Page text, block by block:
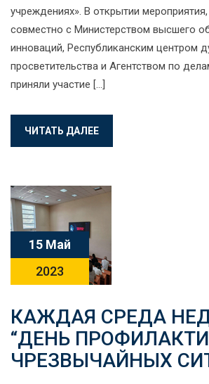
учреждениях». В открытии
совместно с Министерством высшего
инноваций, Республиканским центром
просветительства и Агентством по
приняли участие […]
ЧИТАТЬ ДАЛЕЕ
15 Май
2023
КАЖДАЯ СРЕДА
“ДЕНЬ
ЧРЕЗВЫЧАЙНЫХ